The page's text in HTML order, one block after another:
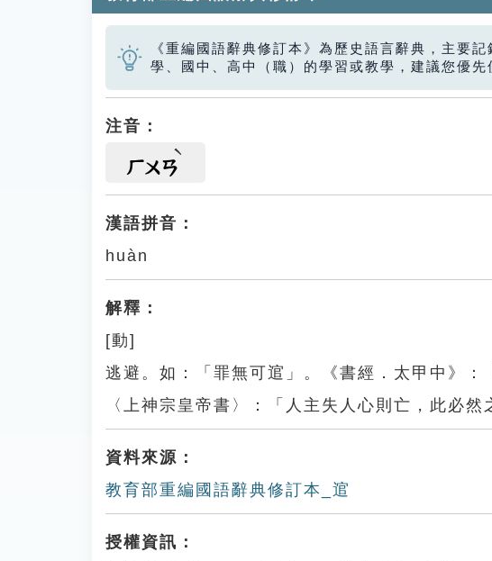
《重編國語辭典修訂本》為歷史語言辭典，主要
學、國中、高中（職）的學習或教學，建議您優
注音：
ㄏㄨㄢ
漢語拼音：
huàn
解釋：
[動]
逃避。如：「罪無可逭」。《書經．太甲中》
〈上神宗皇帝書〉：「人主失人心則亡，此必然
資料來源：
教育部重編國語辭典修訂本_逭
授權資訊：